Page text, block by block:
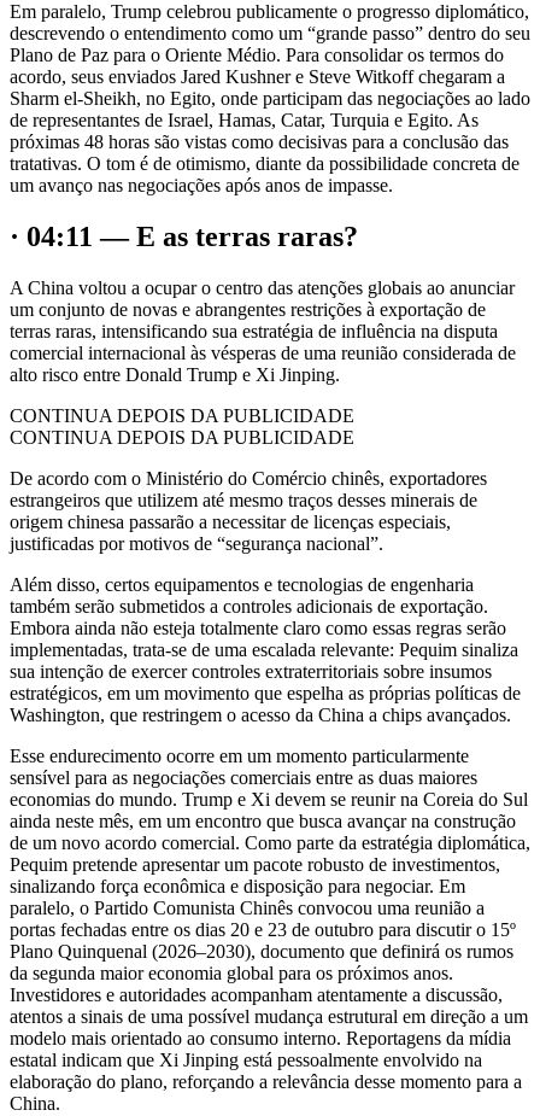
Em paralelo, Trump celebrou publicamente o progresso diplomático,
descrevendo o entendimento como um “grande passo” dentro do seu
Plano de Paz para o Oriente Médio. Para consolidar os termos do
acordo, seus enviados Jared Kushner e Steve Witkoff chegaram a
Sharm el-Sheikh, no Egito, onde participam das negociações ao lado
de representantes de Israel, Hamas, Catar, Turquia e Egito. As
próximas 48 horas são vistas como decisivas para a conclusão das
tratativas. O tom é de otimismo, diante da possibilidade concreta de
um avanço nas negociações após anos de impasse.
· 04:11 — E as terras raras?
A China voltou a ocupar o centro das atenções globais ao anunciar
um conjunto de novas e abrangentes restrições à exportação de
terras raras, intensificando sua estratégia de influência na disputa
comercial internacional às vésperas de uma reunião considerada de
alto risco entre Donald Trump e Xi Jinping.
CONTINUA DEPOIS DA PUBLICIDADE
CONTINUA DEPOIS DA PUBLICIDADE
De acordo com o Ministério do Comércio chinês, exportadores
estrangeiros que utilizem até mesmo traços desses minerais de
origem chinesa passarão a necessitar de licenças especiais,
justificadas por motivos de “segurança nacional”.
Além disso, certos equipamentos e tecnologias de engenharia
também serão submetidos a controles adicionais de exportação.
Embora ainda não esteja totalmente claro como essas regras serão
implementadas, trata-se de uma escalada relevante: Pequim sinaliza
sua intenção de exercer controles extraterritoriais sobre insumos
estratégicos, em um movimento que espelha as próprias políticas de
Washington, que restringem o acesso da China a chips avançados.
Esse endurecimento ocorre em um momento particularmente
sensível para as negociações comerciais entre as duas maiores
economias do mundo. Trump e Xi devem se reunir na Coreia do Sul
ainda neste mês, em um encontro que busca avançar na construção
de um novo acordo comercial. Como parte da estratégia diplomática,
Pequim pretende apresentar um pacote robusto de investimentos,
sinalizando força econômica e disposição para negociar. Em
paralelo, o Partido Comunista Chinês convocou uma reunião a
portas fechadas entre os dias 20 e 23 de outubro para discutir o 15º
Plano Quinquenal (2026–2030), documento que definirá os rumos
da segunda maior economia global para os próximos anos.
Investidores e autoridades acompanham atentamente a discussão,
atentos a sinais de uma possível mudança estrutural em direção a um
modelo mais orientado ao consumo interno. Reportagens da mídia
estatal indicam que Xi Jinping está pessoalmente envolvido na
elaboração do plano, reforçando a relevância desse momento para a
China.